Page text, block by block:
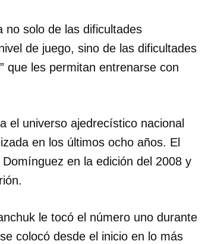
no solo de las dificultades
de juego, sino de las dificultades
que les permitan entrenarse con
el universo ajedrecístico nacional
en los últimos ocho años. El
en la edición del 2008 y
le tocó el número uno durante
colocó desde el inicio en lo más